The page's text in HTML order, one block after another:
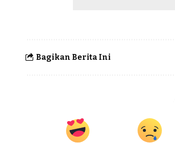
Bagikan Berita Ini